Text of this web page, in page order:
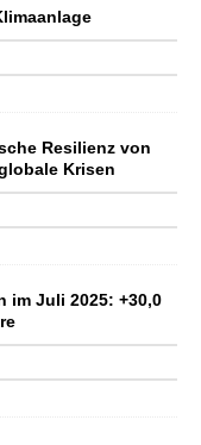
Resilienz von
Krisen
im Juli 2025: +30,0